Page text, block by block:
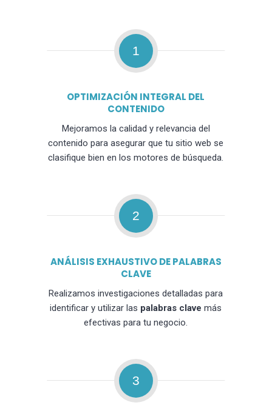
1
OPTIMIZACIÓN INTEGRAL DEL
CONTENIDO
Mejoramos la calidad y relevancia del
contenido para asegurar que tu sitio web se
clasifique bien en los motores de búsqueda.
2
ANÁLISIS EXHAUSTIVO DE PALABRAS
CLAVE
Realizamos investigaciones detalladas para
identificar y utilizar las palabras clave más
efectivas para tu negocio.
3